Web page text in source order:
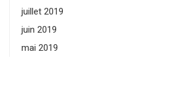
juillet 2019
juin 2019
mai 2019